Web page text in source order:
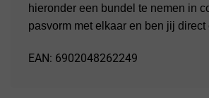
hieronder een bundel te nemen in
pasvorm met elkaar en ben jij
EAN: 6902048262249